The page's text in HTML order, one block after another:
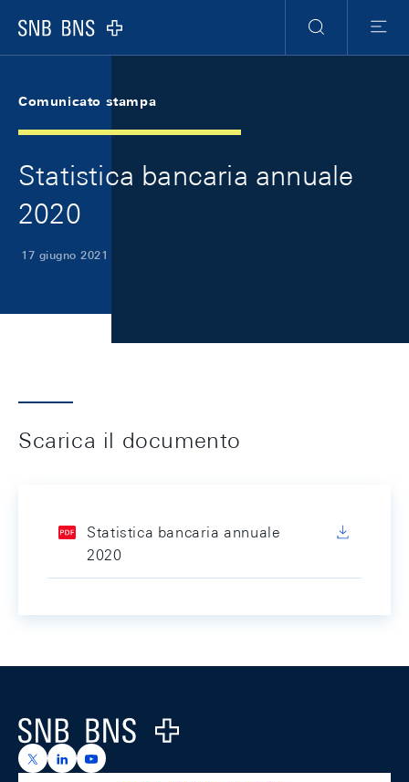
Logo
Ricerca
Menu
Comunicato stampa
Statistica bancaria annuale
2020
17 giugno 2021
Scarica il documento
Statistica bancaria annuale
2020
Logo
https://x.com/snb_bns
https://ch.linkedin.com/company/swiss-national-
https://www.youtube.com/@swissnationalbank